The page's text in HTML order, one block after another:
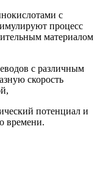
с
процесс
материалом
с различным
скорость
потенциал и
времени.